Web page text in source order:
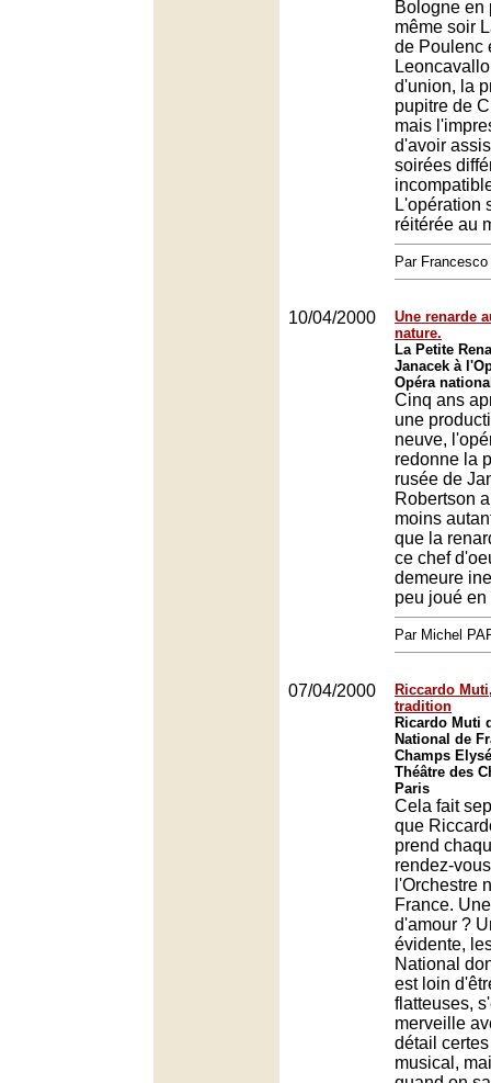
Bologne en
même soir
de Poulenc
d'union, la
pupitre de
mais
d'avoir
soirées
L'opération
réitérée au
Par
10/04/2000
Une renarde
nature.
La Petite
Janacek à
Opéra
Cinq ans
une
neuve,
redonne la
rusée de
Robertson
moins
que la
ce chef
demeure
peu joué en
Par Michel
07/04/2000
Riccardo
tradition
Ricardo Muti
National de
Champs
Théâtre des
Paris
Cela fait
que
prend
rendez-
l'Orchestre
France.
d'amour ?
évidente,
National
est loin
flatteuses,
merveille
détail
musical,